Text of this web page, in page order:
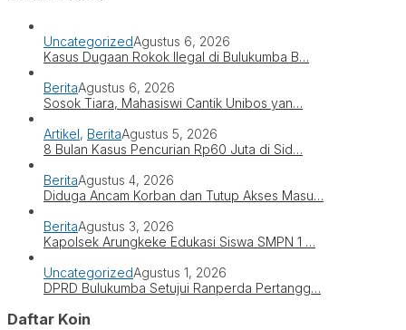
UncategorizedAgustus 6, 2026
Kasus Dugaan Rokok Ilegal di Bulukumba B…
BeritaAgustus 6, 2026
Sosok Tiara, Mahasiswi Cantik Unibos yan…
Artikel, BeritaAgustus 5, 2026
8 Bulan Kasus Pencurian Rp60 Juta di Sid…
BeritaAgustus 4, 2026
Diduga Ancam Korban dan Tutup Akses Masu…
BeritaAgustus 3, 2026
Kapolsek Arungkeke Edukasi Siswa SMPN 1 …
UncategorizedAgustus 1, 2026
DPRD Bulukumba Setujui Ranperda Pertangg…
Daftar Koin